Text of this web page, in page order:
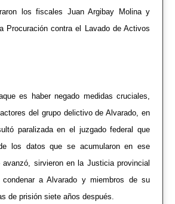
los fiscales Juan Argibay Molina y
Procuración contra el Lavado de Activos
es haber negado medidas cruciales,
del grupo delictivo de Alvarado, en
paralizada en el juzgado federal que
los datos que se acumularon en ese
avanzó, sirvieron en la Justicia provincial
a Alvarado y miembros de su
de prisión siete años después.